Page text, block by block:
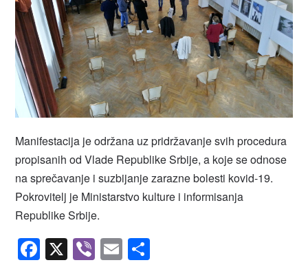
Manifestacija je održana uz pridržavanje svih procedura
propisanih od Vlade Republike Srbije, a koje se odnose
na sprečavanje i suzbijanje zarazne bolesti kovid-19.
Pokrovitelj je Ministarstvo kulture i informisanja
Republike Srbije.
Facebook
X ViberEmail